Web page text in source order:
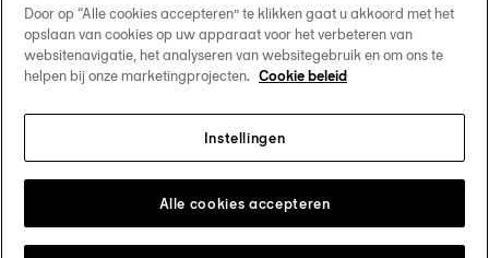
Our commitments
Follow us on social media
Change country Tissot Copyrights 2026
Door op “Alle cookies accepteren” te klikken gaat u akkoord met het
opslaan van cookies op uw apparaat voor het verbeteren van
websitenavigatie, het analyseren van websitegebruik en om ons te
helpen bij onze marketingprojecten. Cookie beleid
Instellingen
Alle cookies accepteren